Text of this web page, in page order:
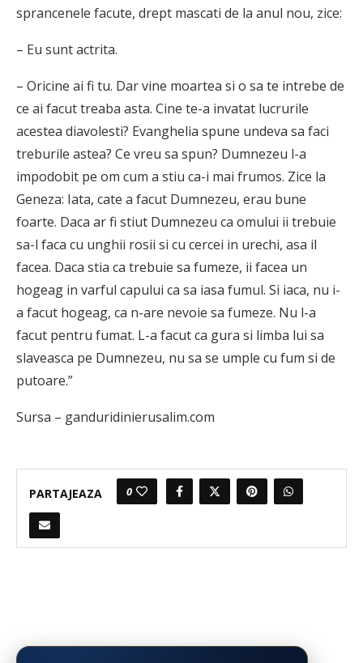
sprancenele facute, drept mascati de la anul nou, zice:
– Eu sunt actrita.
– Oricine ai fi tu. Dar vine moartea si o sa te intrebe de
ce ai facut treaba asta. Cine te-a invatat lucrurile
acestea diavolesti? Evanghelia spune undeva sa faci
treburile astea? Ce vreu sa spun? Dumnezeu l-a
impodobit pe om cum a stiu ca-i mai frumos. Zice la
Geneza: Iata, cate a facut Dumnezeu, erau bune
foarte. Daca ar fi stiut Dumnezeu ca omului ii trebuie
sa-l faca cu unghii rosii si cu cercei in urechi, asa il
facea. Daca stia ca trebuie sa fumeze, ii facea un
hogeag in varful capului ca sa iasa fumul. Si iaca, nu i-
a facut hogeag, ca n-are nevoie sa fumeze. Nu l-a
facut pentru fumat. L-a facut ca gura si limba lui sa
slaveasca pe Dumnezeu, nu sa se umple cu fum si de
putoare.”
Sursa – ganduridinierusalim.com
PARTAJEAZA 0